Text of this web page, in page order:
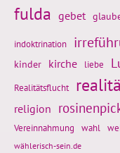
fulda gebet
indoktrination
kinder kirche liebe
Realitätsflucht
religion
Vereinnahmung wahl
wählerisch-sein.de